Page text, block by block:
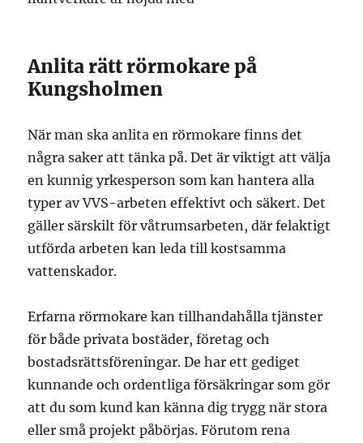
Anlita rätt rörmokare på
Kungsholmen
När man ska anlita en rörmokare finns det
några saker att tänka på. Det är viktigt att välja
en kunnig yrkesperson som kan hantera alla
typer av VVS-arbeten effektivt och säkert. Det
gäller särskilt för våtrumsarbeten, där felaktigt
utförda arbeten kan leda till kostsamma
vattenskador.
Erfarna rörmokare kan tillhandahålla tjänster
för både privata bostäder, företag och
bostadsrättsföreningar. De har ett gediget
kunnande och ordentliga försäkringar som gör
att du som kund kan känna dig trygg när stora
eller små projekt påbörjas. Förutom rena